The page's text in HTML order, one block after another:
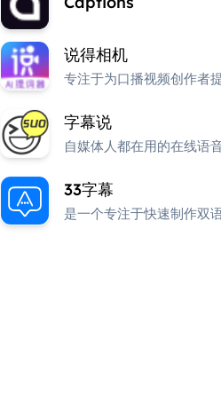
说得相机
专注于为口播视频创作者
字幕说
自媒体人都在用的在线语
33字幕
是一个专注于快速制作双